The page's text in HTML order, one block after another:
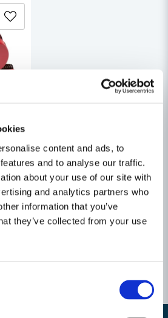
content and ads, to
and to analyse our traffic.
about your use of our site with
and analytics partners who
information that you’ve
they’ve collected from your use